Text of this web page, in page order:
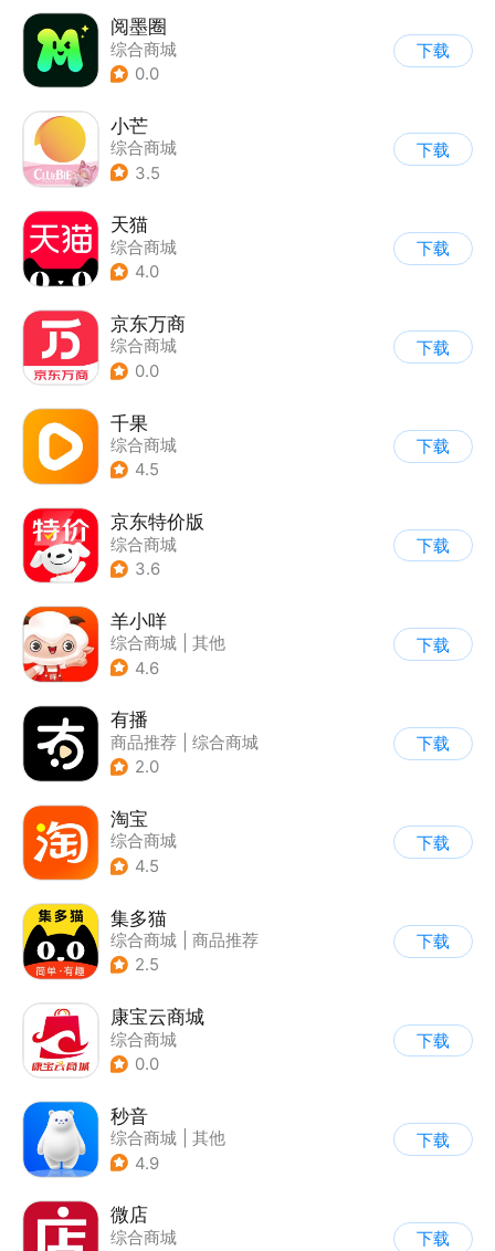
阅墨圈
综合商城
0.0
下载
小芒
综合商城
3.5
下载
天猫
综合商城
4.0
下载
京东万商
综合商城
0.0
下载
千果
综合商城
4.5
下载
京东特价版
综合商城
3.6
下载
羊小咩
综合商城
其他
4.6
下载
有播
商品推荐
综合商城
2.0
下载
淘宝
综合商城
4.5
下载
集多猫
综合商城
商品推荐
| 返利
2.5
下载
康宝云商城
综合商城
0.0
下载
秒音
综合商城
其他
4.9
下载
微店
综合商城
下载